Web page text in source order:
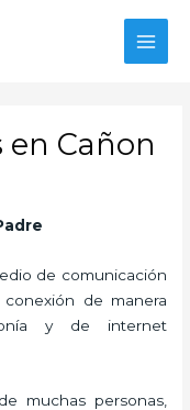
Cañon
de comunicación
de manera
y de internet
muchas personas,